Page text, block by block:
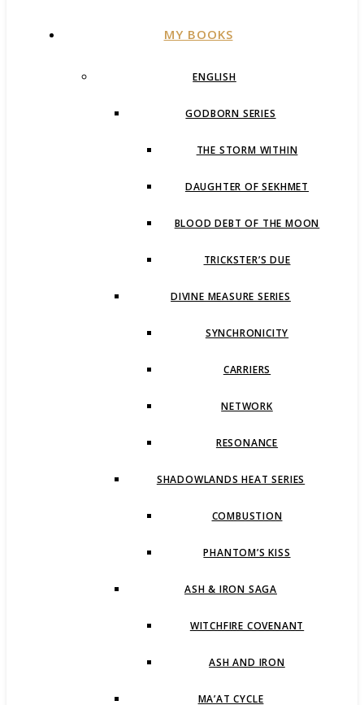
MY BOOKS
ENGLISH
GODBORN SERIES
THE STORM WITHIN
DAUGHTER OF SEKHMET
BLOOD DEBT OF THE MOON
TRICKSTER’S DUE
DIVINE MEASURE SERIES
SYNCHRONICITY
CARRIERS
NETWORK
RESONANCE
SHADOWLANDS HEAT SERIES
COMBUSTION
PHANTOM’S KISS
ASH & IRON SAGA
WITCHFIRE COVENANT
ASH AND IRON
MA’AT CYCLE